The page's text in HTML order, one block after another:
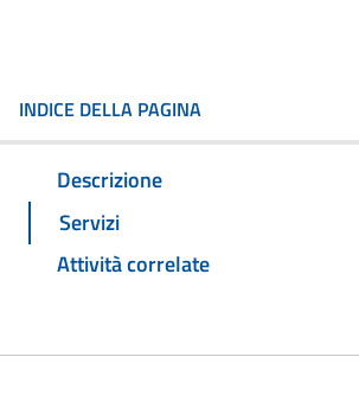
INDICE DELLA PAGINA
Descrizione
Servizi
Attività correlate